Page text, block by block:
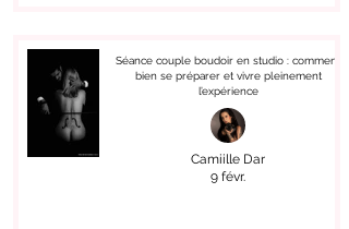
Séance couple boudoir en studio : comment
bien se préparer et vivre pleinement
l’expérience
Camiille Dar
9 févr.